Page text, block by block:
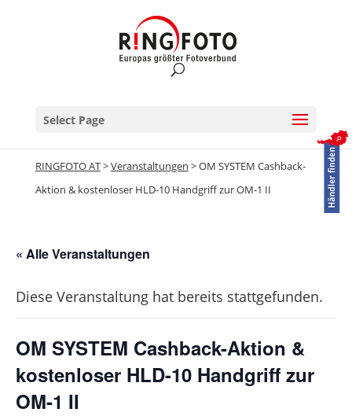
Select Page
RINGFOTO AT>Veranstaltungen >OM SYSTEM Cashback-
Aktion & kostenloser HLD-10 Handgriff zur OM-1 II
« Alle Veranstaltungen
Diese Veranstaltung hat bereits stattgefunden.
OM SYSTEM Cashback-Aktion &
kostenloser HLD-10 Handgriff zur
OM-1 II